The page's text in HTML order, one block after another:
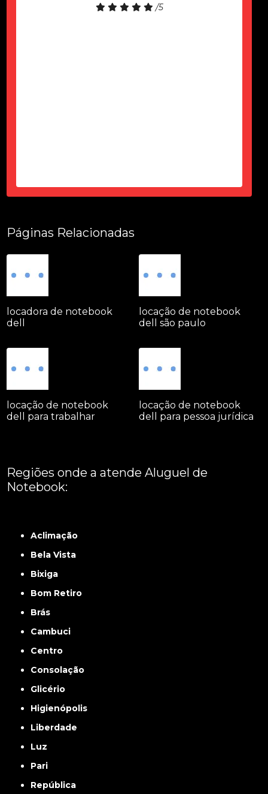
/5
Páginas Relacionadas
locadora de notebook
dell
locação de notebook
dell são paulo
locação de notebook
dell para trabalhar
locação de notebook
dell para pessoa jurídica
Regiões onde a atende Aluguel de
Notebook:
Aclimação
Bela Vista
Bixiga
Bom Retiro
Brás
Cambuci
Centro
Consolação
Glicério
Higienópolis
Liberdade
Luz
Pari
República